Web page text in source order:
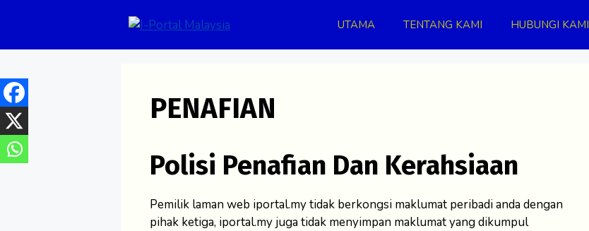
UTAMA TENTANG KAMI HUBUNGI KAMI
PENAFIAN
Polisi Penafian Dan Kerahsiaan
Pemilik laman web iportal.my tidak berkongsi maklumat peribadi anda dengan
pihak ketiga, iportal.my juga tidak menyimpan maklumat yang dikumpul